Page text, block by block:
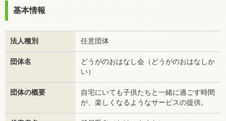
基本情報
法人種別 任意団体
団体名
どうがのおはなし会（どうがのおはなしか
い）
団体の概要
自宅にいても子供たちと一緒に過ごす時間
が、楽しくなるようなサービスの提供。